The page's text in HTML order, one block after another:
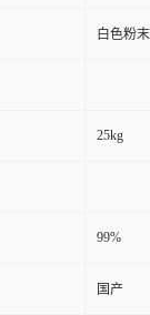
白色粉末
25kg
99%
国产